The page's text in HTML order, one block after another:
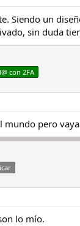
Siendo un
sin duda
con 2FA
mundo pero
lo mío.